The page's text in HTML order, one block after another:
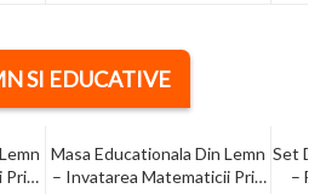
SI EDUCATIVE
Prin
Masa Educationala Din Lemn
– Invatarea Matematicii Prin
Set
–